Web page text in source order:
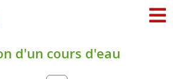
d'un cours d'eau
cookies